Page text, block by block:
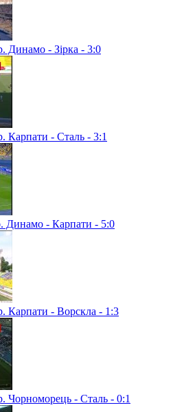
Динамо - Зірка - 3:0
Карпати - Сталь - 3:1
Динамо - Карпати - 5:0
Карпати - Ворскла - 1:3
Чорноморець - Сталь - 0:1